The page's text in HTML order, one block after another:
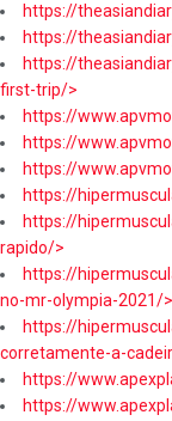
https://
https://
https://
first-trip/>
https://
https://
https://
https://
https://
rapido/>
https://
no-mr-olympia-2021/>
https://
corretamente-a-
https://
https://